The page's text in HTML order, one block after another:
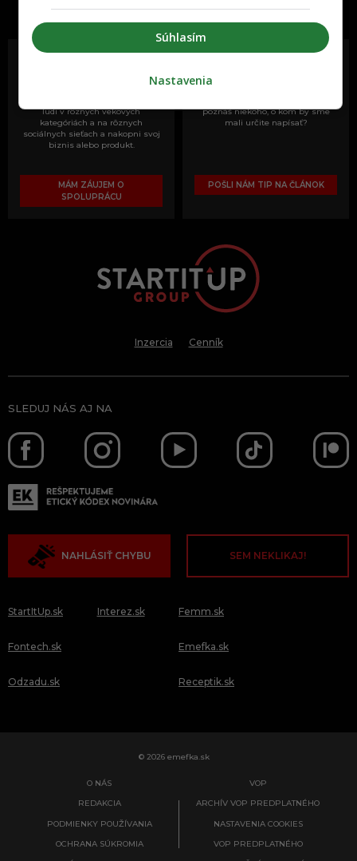
najzabávnejšie miesto na svete
ľudí v rôznych vekových
kategóriách a na rôznych
sociálnych sieťach a nakopni svoj
biznis alebo produkt.
MÁM ZÁUJEM O
SPOLUPRÁCU
poznáš niekoho, o kom by sme
mali určite napísať?
POŠLI NÁM TIP NA ČLÁNOK
Inzercia Cenník
SLEDUJ NÁS AJ NA
NAHLÁSIŤ CHYBU SEM NEKLIKAJ!
StartItUp.sk
Fontech.sk
Odzadu.sk
Interez.sk Femm.sk
Emefka.sk
Receptik.sk
© 2026 emefka.sk
O NÁS
REDAKCIA
PODMIENKY POUŽÍVANIA
OCHRANA SÚKROMIA
VOP
ARCHÍV VOP PREDPLATNÉHO
NASTAVENIA COOKIES
VOP PREDPLATNÉHO
Súhlasím
Nastavenia